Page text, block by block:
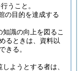
うこと。
の目的を達成する
識の向上を図るこ
るときは、資料以
きる。
ようとする者は、